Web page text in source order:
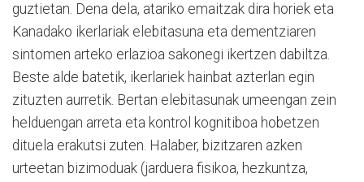
guztietan. Dena dela, atariko emaitzak dira horiek eta
Kanadako ikerlariak elebitasuna eta dementziaren
sintomen arteko erlazioa sakonegi ikertzen dabiltza.
Beste alde batetik, ikerlariek hainbat azterlan egin
zituzten aurretik. Bertan elebitasunak umeengan zein
helduengan arreta eta kontrol kognitiboa hobetzen
dituela erakutsi zuten. Halaber, bizitzaren azken
urteetan bizimoduak (jarduera fisikoa, hezkuntza,